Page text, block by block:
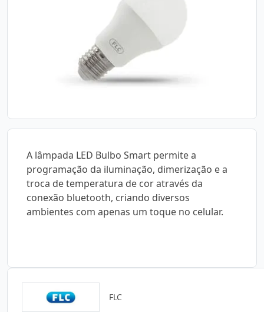
A lâmpada LED Bulbo Smart permite a
programação da iluminação, dimerização e a
troca de temperatura de cor através da
conexão bluetooth, criando diversos
ambientes com apenas um toque no celular.
FLC
Catálogos para Download